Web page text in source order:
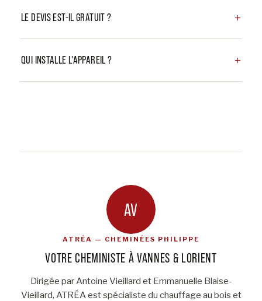
LE DEVIS EST-IL GRATUIT ?
QUI INSTALLE L'APPAREIL ?
AV
ATRÉA — CHEMINÉES PHILIPPE
VOTRE CHEMINISTE À VANNES & LORIENT
Dirigée par Antoine Vieillard et Emmanuelle Blaise-
Vieillard, ATRÉA est spécialiste du chauffage au bois et